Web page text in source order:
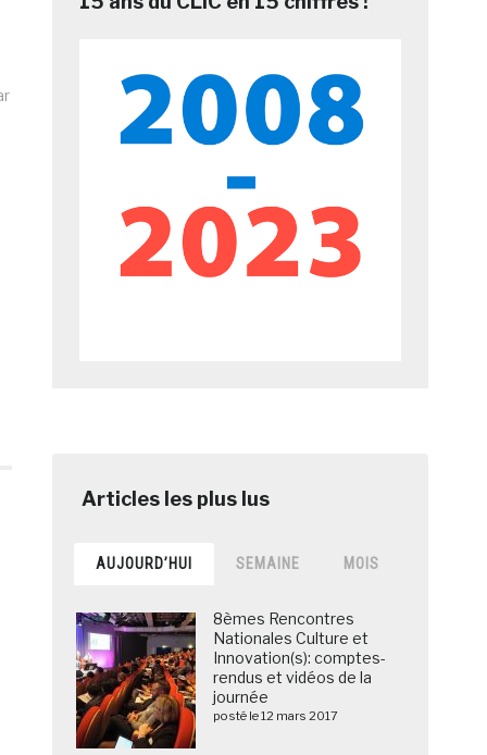
AUJOURD’HUI SEMAINE MOIS
8èmes Rencontres
Nationales Culture et
Innovation(s): comptes-
rendus et vidéos de la
journée
posté le 12 mars 2017